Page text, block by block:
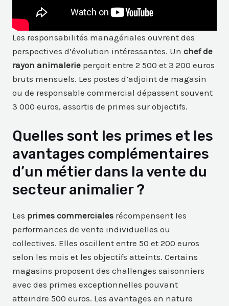
Les responsabilités managériales ouvrent des
perspectives d’évolution intéressantes. Unchef de
rayon animalerie perçoit entre 2 500 et 3 200 euros
bruts mensuels. Les postes d’adjoint de magasin
ou de responsable commercial dépassent souvent
3 000 euros, assortis de primes sur objectifs.
Quelles sont les primes et les
avantages complémentaires
d’un métier dans la vente du
secteur animalier ?
Les primes commerciales récompensent les
performances de vente individuelles ou
collectives. Elles oscillent entre 50 et 200 euros
selon les mois et les objectifs atteints. Certains
magasins proposent des challenges saisonniers
avec des primes exceptionnelles pouvant
atteindre 500 euros. Les avantages en nature